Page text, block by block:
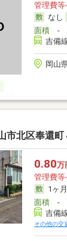
管理費等-
なし
面積-
吉備
岡山
市北区奉還町
0.80万
管理費等-
1ヶ月
面積-
吉備
その他の交